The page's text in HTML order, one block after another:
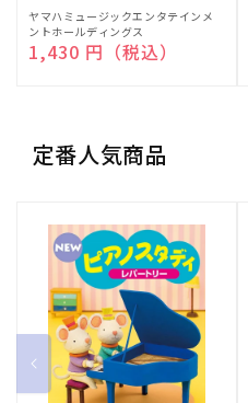
販
売
元:
ヤマハミュージックエンタテインメ
ントホールディングス
通常価格
1,430 円（税込）
定番人気商品